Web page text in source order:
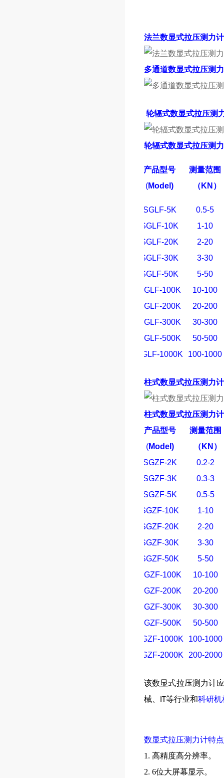
法兰数显式拉压测力
多通道数显式拉压测
轮辐式数显式拉压测
轮辐式数显式拉压测
产品型号
(Model)
测量范围
（ KN ）
SGLF-5K
0.5-5
SGLF-10K
1-10
SGLF-20K
2-20
SGLF-30K
3-30
SGLF-50K
5-50
SGLF-100K
10-100
SGLF-200K
20-200
SGLF-300K
30-300
SGLF-500K
50-500
SGLF-1000K
100-1000
柱式数显式拉压测力
柱式数显式拉压测力
产品型号
(Model)
测量范围
（ KN ）
SGZF-2K
0.2-2
SGZF-3K
0.3-3
SGZF-5K
0.5-5
SGZF-10K
1-10
SGZF-20K
2-20
SGZF-30K
3-30
SGZF-50K
5-50
SGZF-100K
10-100
SGZF-200K
20-200
SGZF-300K
30-300
SGZF-500K
50-500
SGZF-1000K
100-1000
SGZF-2000K
200-2000
该数显式拉压测力计
械、
IT等行业和科研机
数显式拉压测力计特
1. 高精度高分辨率。
2. 6位大屏幕显示。